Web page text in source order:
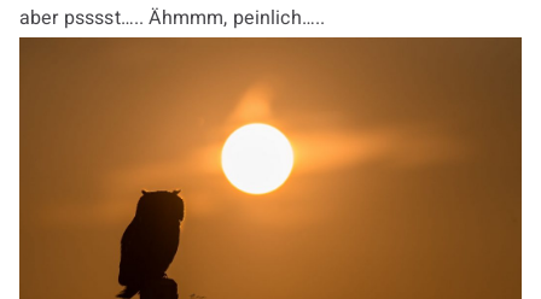
aber psssst….. Ähmmm, peinlich…..